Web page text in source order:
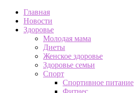
Главная
Новости
Здоровье
Молодая мама
Диеты
Женское здоровье
Здоровье семьи
Спорт
Спортивное питание
Фитнес